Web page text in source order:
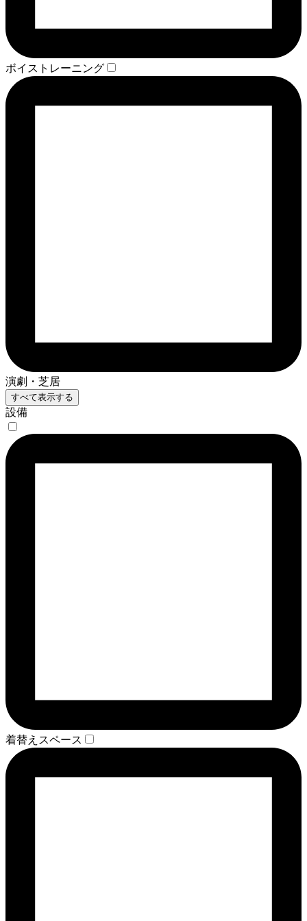
ボイストレーニング
演劇・芝居
すべて表示する
設備
着替えスペース